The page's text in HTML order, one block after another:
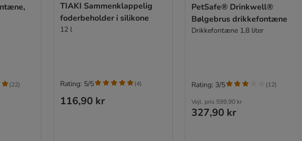
(22)
TIAKI Sammenklappelig
foderbeholder i silikone
12 l
116,90 kr
Rating: 5/5 (4)
PetSafe® Drinkwell®
Bølgebrus drikkefontæne
Drikkefontæne 1,8 liter
Vejl. pris 599,90 kr
327,90 kr
Rating: 3/5 (12)